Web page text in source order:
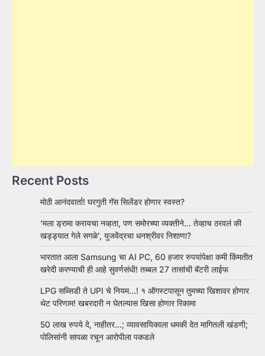
Recent Posts
मोठी आनंदवार्ता! घरगुती गॅस सिलेंडर होणार स्वस्त?
‘मला ड्रामा करायचा नव्हता, पण समोरच्या व्यक्तीने… तेव्हाच ठरवलं की
खड्ड्यात गेले सगळे’, युजवेंद्रचा धनश्रीवर निशाणा?
भारतात आला Samsung चा AI PC, 60 हजार रुपयांपेक्षा कमी किंमतीत
खरेदी करण्याची ही आहे सुवर्णसंधी! तब्बल 27 तासांची बॅटरी लाईफ
LPG सब्सिडी ते UPI चे नियम…! १ ऑगस्टपासून तुमच्या खिशावर होणार
थेट परिणाम! खबरदारी न घेतल्यास खिसा होणार रिकामा
50 लाख रुपये दे, नाहीतर…; व्यावसायिकाला धमकी देत मागितली खंडणी;
पोलिसांनी सापळा रचून आरोपीला पकडले